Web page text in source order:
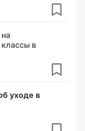
в
уходе в